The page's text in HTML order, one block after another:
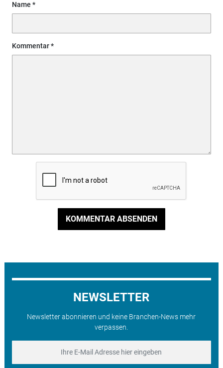
Name
Kommentar
KOMMENTAR ABSENDEN
NEWSLETTER
Newsletter abonnieren und keine Branchen-News mehr
verpassen.